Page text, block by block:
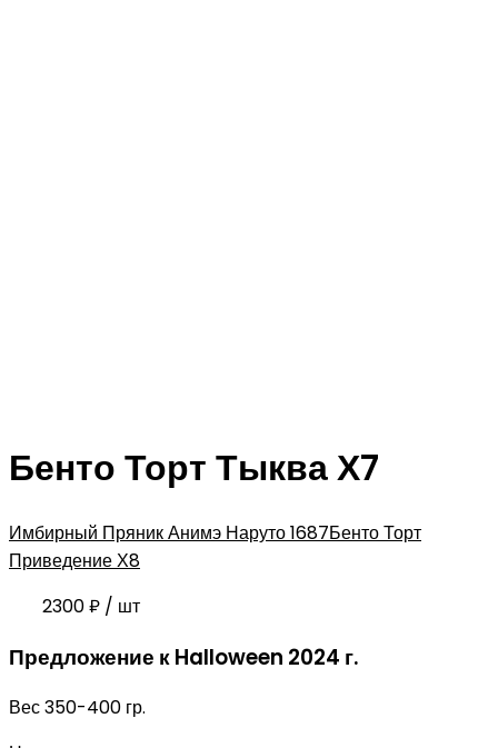
Бенто Торт Тыква Х7
Имбирный Пряник Анимэ Наруто 1687Бенто Торт
Приведение Х8
2300₽ / шт
Предложение к Halloween 2024 г.
Вес 350-400 гр.